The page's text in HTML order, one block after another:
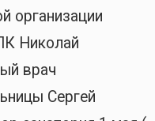
организации
Николай
врач
Сергей